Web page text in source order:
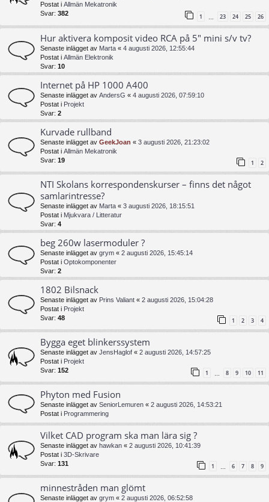
Postat i Allmän Mekatronik
Svar: 382 1 23 24 25 26
Hur aktivera komposit video RCA på 5" mini s/v tv?
Senaste inlägget av Marta « 4 augusti 2026, 12:55:44
Postat i Allmän Elektronik
Svar: 10
Internet på HP 1000 A400
Senaste inlägget av AndersG « 4 augusti 2026, 07:59:10
Postat i Projekt
Svar: 2
Kurvade rullband
Senaste inlägget av GeekJoan « 3 augusti 2026, 21:23:02
Postat i Allmän Mekatronik
Svar: 19 1 2
NTI Skolans korrespondenskurser – finns det något
samlarintresse?
Senaste inlägget av Marta « 3 augusti 2026, 18:15:51
Postat i Mjukvara / Litteratur
Svar: 4
beg 260w lasermoduler ?
Senaste inlägget av grym « 2 augusti 2026, 15:45:14
Postat i Optokomponenter
Svar: 2
1802 Bilsnack
Senaste inlägget av Prins Valiant « 2 augusti 2026, 15:04:28
Postat i Projekt
Svar: 48 1 2 3 4
Bygga eget blinkerssystem
Senaste inlägget av JensHaglof « 2 augusti 2026, 14:57:25
Postat i Projekt
Svar: 152 1 8 9 10 11
Phyton med Fusion
Senaste inlägget av SeniorLemuren « 2 augusti 2026, 14:53:21
Postat i Programmering
Vilket CAD program ska man lära sig ?
Senaste inlägget av hawkan « 2 augusti 2026, 10:41:39
Postat i 3D-Skrivare
Svar: 131 1 6 7 8 9
minnestråden man glömt
Senaste inlägget av grym « 2 augusti 2026, 06:52:58